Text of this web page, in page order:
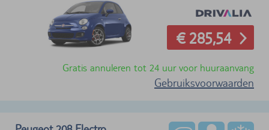
€ 285,54
Gratis annuleren tot 24 uur voor huuraanvang
Gebruiksvoorwaarden